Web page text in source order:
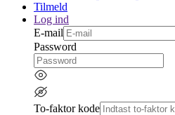
Tilmeld
Log ind
E-mail
Password
To-faktor kode